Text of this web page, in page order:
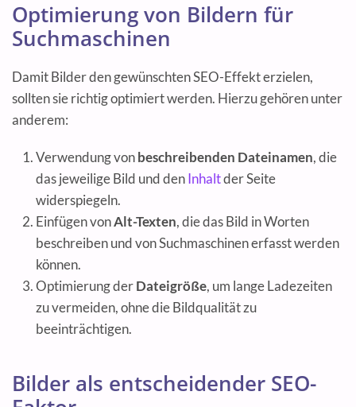
Optimierung von Bildern für
Suchmaschinen
Damit Bilder den gewünschten SEO-Effekt erzielen,
sollten sie richtig optimiert werden. Hierzu gehören unter
anderem:
Verwendung vonbeschreibenden Dateinamen, die
das jeweilige Bild und denInhaltder Seite
widerspiegeln.
Einfügen vonAlt-Texten, die das Bild in Worten
beschreiben und von Suchmaschinen erfasst werden
können.
Optimierung derDateigröße, um lange Ladezeiten
zu vermeiden, ohne die Bildqualität zu
beeinträchtigen.
Bilder als entscheidender SEO-